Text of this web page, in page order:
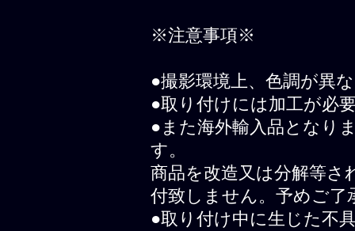
※注意事項※
●撮影環境上、色調が異
●取り付けには加工が必
●また海外輸入品となり
す。
商品を改造又は分解等さ
付致しません。予めご了
●取り付け中に生じた不